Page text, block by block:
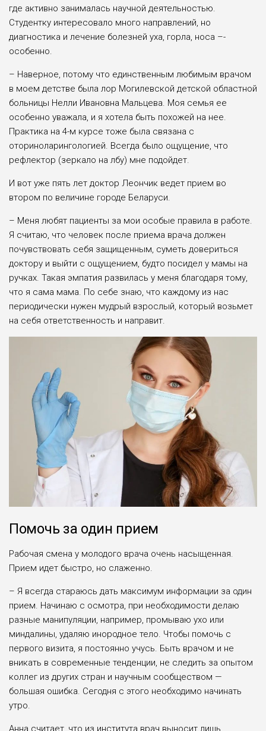
где активно занималась научной деятельностью.
Студентку интересовало много направлений, но
диагностика и лечение болезней уха, горла, носа –­
особенно.
– Наверное, потому что единственным любимым врачом
в моем детстве была лор Могилевской детской областной
больницы Нелли Ивановна Мальцева. Моя семья ее
особенно уважала, и я хотела быть похожей на нее.
Практика на 4-м курсе тоже была связана с
оториноларингологией. Всегда было ощущение, что
рефлектор (зеркало на лбу) мне подойдет.
И вот уже пять лет доктор Леончик ведет прием во
втором по величине городе Беларуси.
– Меня любят пациенты за мои особые правила в работе.
Я считаю, что человек после приема врача должен
почувствовать себя защищенным, суметь довериться
доктору и выйти с ощущением, будто посидел у мамы на
ручках. Такая эмпатия развилась у меня благодаря тому,
что я сама мама. По себе знаю, что каждому из нас
периодически нужен мудрый взрослый, который возьмет
на себя ответственность и направит.
Помочь за один прием
Рабочая смена у молодого врача очень насыщенная.
Прием идет быстро, но слаженно.
– Я всегда стараюсь дать максимум информации за один
прием. Начинаю с осмотра, при необходимости делаю
разные манипуляции, например, промываю ухо или
миндалины, удаляю инородное тело. Чтобы помочь с
первого визита, я постоянно учусь. Быть врачом и не
вникать в современные тенденции, не следить за опытом
коллег из других стран и научным сообществом —
большая ошибка. Сегодня с этого необходимо начинать
утро.
Анна считает, что из института врач выносит лишь